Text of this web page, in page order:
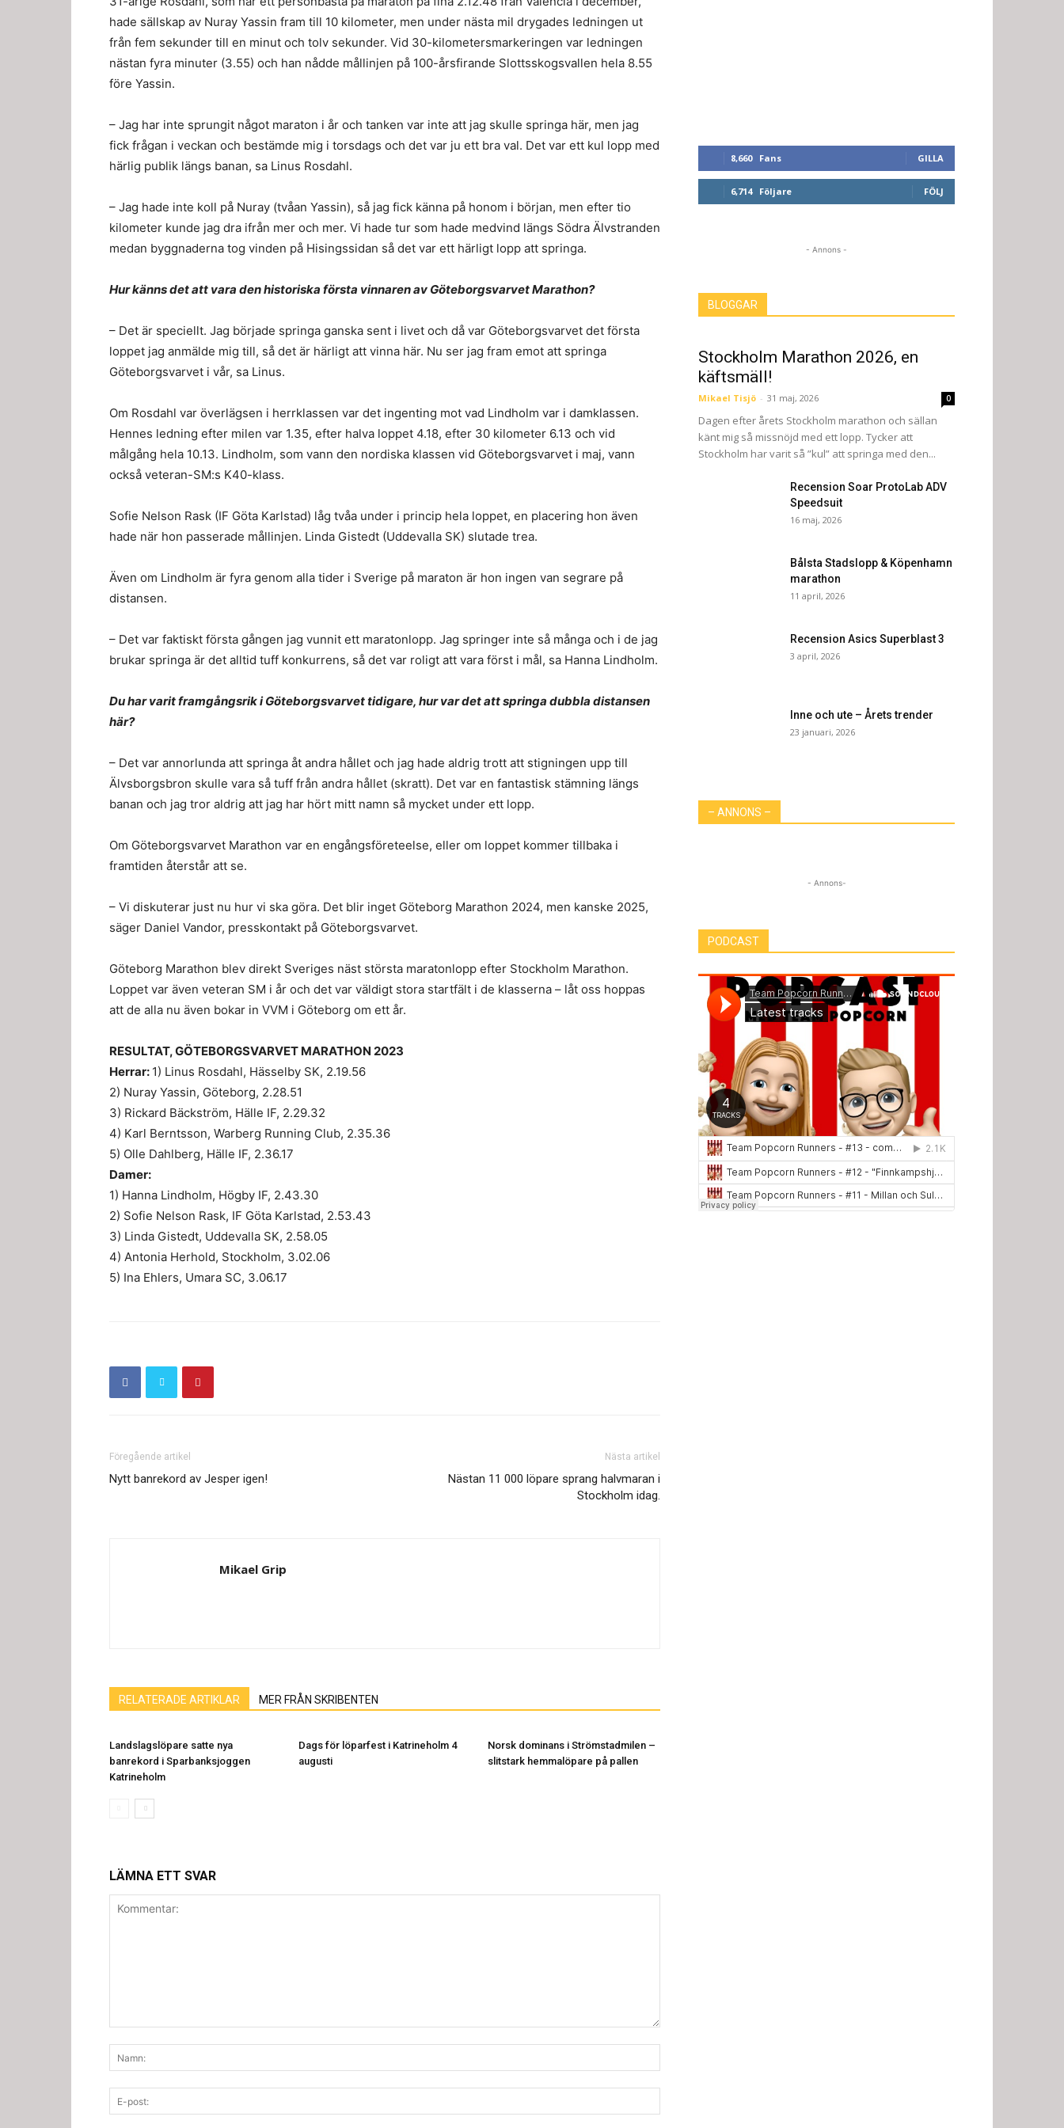
hade sällskap av Nuray Yassin fram till 10 kilometer, men under nästa mil drygades ledningen ut
från fem sekunder till en minut och tolv sekunder. Vid 30-kilometersmarkeringen var ledningen
nästan fyra minuter (3.55) och han nådde mållinjen på 100-årsfirande Slottsskogsvallen hela 8.55
före Yassin.
– Jag har inte sprungit något maraton i år och tanken var inte att jag skulle springa här, men jag
fick frågan i veckan och bestämde mig i torsdags och det var ju ett bra val. Det var ett kul lopp med
härlig publik längs banan, sa Linus Rosdahl.
– Jag hade inte koll på Nuray (tvåan Yassin), så jag fick känna på honom i början, men efter tio
kilometer kunde jag dra ifrån mer och mer. Vi hade tur som hade medvind längs Södra Älvstranden
medan byggnaderna tog vinden på Hisingssidan så det var ett härligt lopp att springa.
Hur känns det att vara den historiska första vinnaren av Göteborgsvarvet Marathon?
– Det är speciellt. Jag började springa ganska sent i livet och då var Göteborgsvarvet det första
loppet jag anmälde mig till, så det är härligt att vinna här. Nu ser jag fram emot att springa
Göteborgsvarvet i vår, sa Linus.
Om Rosdahl var överlägsen i herrklassen var det ingenting mot vad Lindholm var i damklassen.
Hennes ledning efter milen var 1.35, efter halva loppet 4.18, efter 30 kilometer 6.13 och vid
målgång hela 10.13. Lindholm, som vann den nordiska klassen vid Göteborgsvarvet i maj, vann
också veteran-SM:s K40-klass.
Sofie Nelson Rask (IF Göta Karlstad) låg tvåa under i princip hela loppet, en placering hon även
hade när hon passerade mållinjen. Linda Gistedt (Uddevalla SK) slutade trea.
Även om Lindholm är fyra genom alla tider i Sverige på maraton är hon ingen van segrare på
distansen.
– Det var faktiskt första gången jag vunnit ett maratonlopp. Jag springer inte så många och i de jag
brukar springa är det alltid tuff konkurrens, så det var roligt att vara först i mål, sa Hanna Lindholm.
Du har varit framgångsrik i Göteborgsvarvet tidigare, hur var det att springa dubbla distansen
här?
– Det var annorlunda att springa åt andra hållet och jag hade aldrig trott att stigningen upp till
Älvsborgsbron skulle vara så tuff från andra hållet (skratt). Det var en fantastisk stämning längs
banan och jag tror aldrig att jag har hört mitt namn så mycket under ett lopp.
Om Göteborgsvarvet Marathon var en engångsföreteelse, eller om loppet kommer tillbaka i
framtiden återstår att se.
– Vi diskuterar just nu hur vi ska göra. Det blir inget Göteborg Marathon 2024, men kanske 2025,
säger Daniel Vandor, presskontakt på Göteborgsvarvet.
Göteborg Marathon blev direkt Sveriges näst största maratonlopp efter Stockholm Marathon.
Loppet var även veteran SM i år och det var väldigt stora startfält i de klasserna – låt oss hoppas
att de alla nu även bokar in VVM i Göteborg om ett år.
RESULTAT, GÖTEBORGSVARVET MARATHON 2023
Herrar: 1) Linus Rosdahl, Hässelby SK, 2.19.56
2) Nuray Yassin, Göteborg, 2.28.51
3) Rickard Bäckström, Hälle IF, 2.29.32
4) Karl Berntsson, Warberg Running Club, 2.35.36
5) Olle Dahlberg, Hälle IF, 2.36.17
Damer:
1) Hanna Lindholm, Högby IF, 2.43.30
2) Sofie Nelson Rask, IF Göta Karlstad, 2.53.43
3) Linda Gistedt, Uddevalla SK, 2.58.05
4) Antonia Herhold, Stockholm, 3.02.06
5) Ina Ehlers, Umara SC, 3.06.17
Föregående artikel
Nytt banrekord av Jesper igen!
Nästa artikel
Nästan 11 000 löpare sprang halvmaran i
Stockholm idag.
Mikael Grip
RELATERADE ARTIKLAR MER FRÅN SKRIBENTEN
Landslagslöpare satte nya
banrekord i Sparbanksjoggen
Katrineholm
Dags för löparfest i Katrineholm 4
augusti
Norsk dominans i Strömstadmilen –
slitstark hemmalöpare på pallen
LÄMNA ETT SVAR
8,660 Fans GILLA
6,714 Följare FÖLJ
- Annons -
BLOGGAR
Stockholm Marathon 2026, en
käftsmäll!
Mikael Tisjö - 31 maj, 2026 0
Dagen efter årets Stockholm marathon och sällan
känt mig så missnöjd med ett lopp. Tycker att
Stockholm har varit så ”kul” att springa med den...
Recension Soar ProtoLab ADV
Speedsuit
16 maj, 2026
Bålsta Stadslopp & Köpenhamn
marathon
11 april, 2026
Recension Asics Superblast 3
3 april, 2026
Inne och ute – Årets trender
23 januari, 2026
– ANNONS –
- Annons-
PODCAST